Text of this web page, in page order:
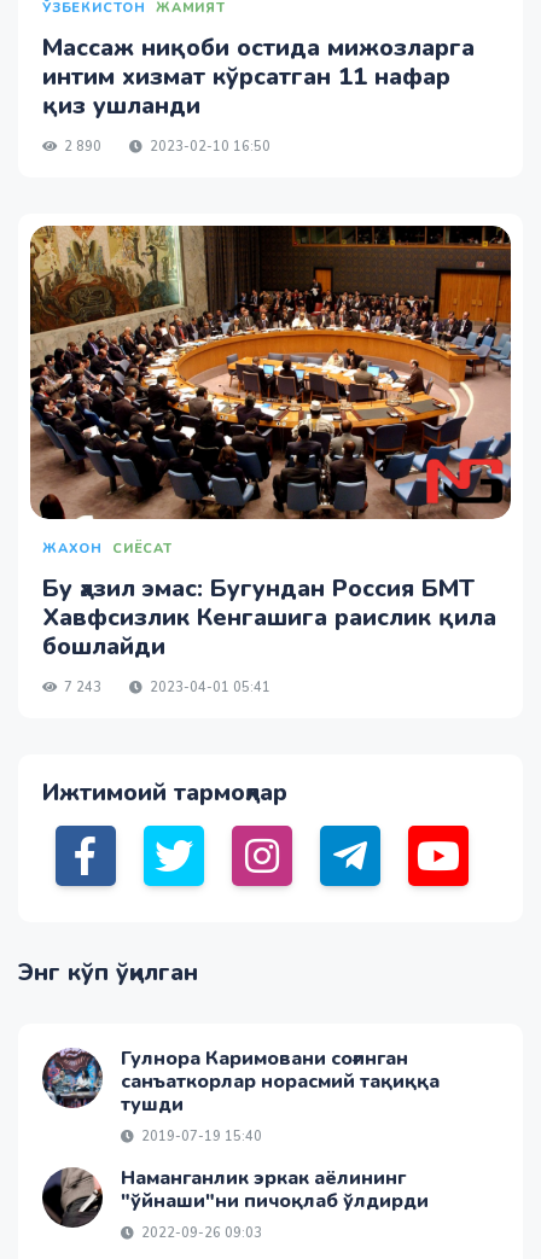
ЎЗБЕКИСТОН ЖАМИЯТ
Массаж ниқоби остида мижозларга
интим хизмат кўрсатган 11 нафар
қиз ушланди
2 890 2023-02-10 16:50
ЖАХОН СИЁСАТ
Бу ҳазил эмас: Бугундан Россия БМТ
Хавфсизлик Кенгашига раислик қила
бошлайди
7 243 2023-04-01 05:41
Ижтимоий тармоқлар
Энг кўп ўқилган
Гулнора Каримовани соғинган
санъаткорлар норасмий тақиққа
тушди
2019-07-19 15:40
Наманганлик эркак аёлининг
"ўйнаши"ни пичоқлаб ўлдирди
2022-09-26 09:03